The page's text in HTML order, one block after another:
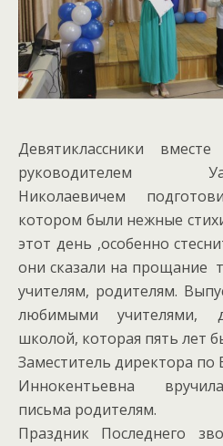
Девятиклассники
руководителем
Николаевичем
котором были нежные
этот день ,особенно
они сказали на прощание
учителям, родителям.
любимыми учителями,
школой, которая пять лет
Заместитель директора по
Иннокентьевна
письма родителям.
Праздник Последнего